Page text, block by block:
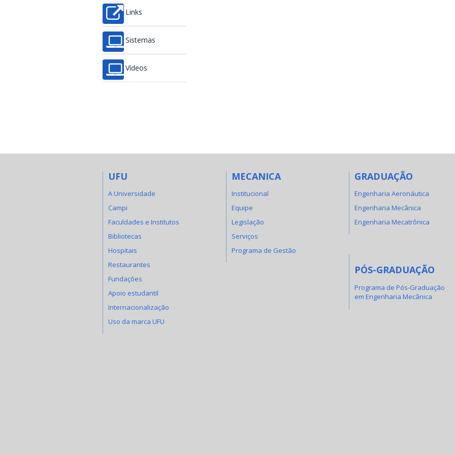
Links
Sistemas
Vídeos
UFU
A Universidade
Campi
Faculdades e Institutos
Bibliotecas
Hospitais
Restaurantes
Fundações
Apoio estudantil
Internacionalização
Uso da marca UFU
MECANICA
Institucional
Equipe
Legislação
Serviços
Programa de Gestão
GRADUAÇÃO
Engenharia Aeronáutica
Engenharia Mecânica
Engenharia Mecatrônica
PÓS-GRADUAÇÃO
Programa de Pós-Graduação
em Engenharia Mecânica